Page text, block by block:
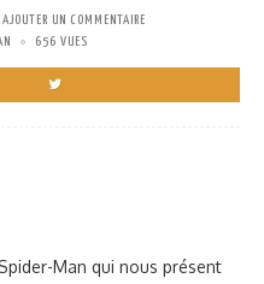
AJOUTER UN COMMENTAIRE
656 VUES
Man qui nous présent